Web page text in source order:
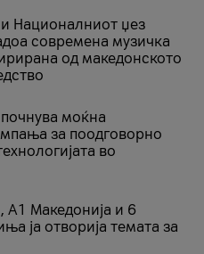
Националниот џез
современа музичка
од македонското
моќна
за поодговорно
во
A1 Македонија и 6
ја отворија темата за